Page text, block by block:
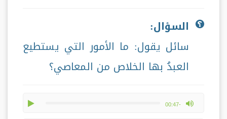
السؤال:
سائل يقول: ما الأمور التي يستطيع
العبدُ بها الخلاص من المعاصي؟
-00:47
max volume